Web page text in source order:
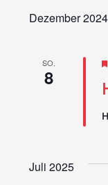
Dezember 2024
SO.
8
Juli 2025